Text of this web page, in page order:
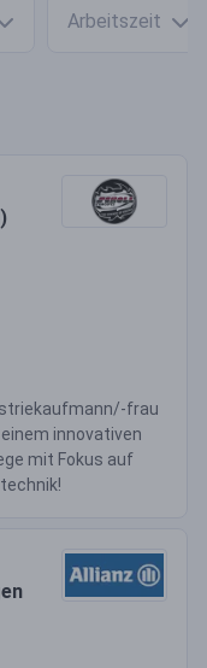
Arbeitszeit
frau
innovativen
mit Fokus auf